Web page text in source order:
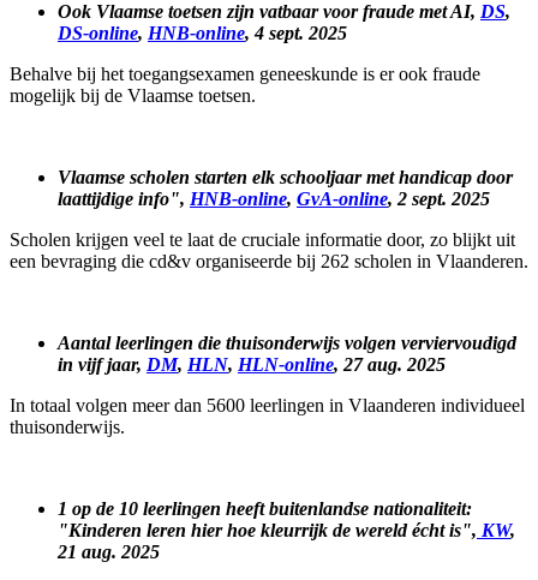
Ook Vlaamse toetsen zijn vatbaar voor fraude met AI, DS,
DS-online, HNB-online, 4 sept. 2025
Behalve bij het toegangsexamen geneeskunde is er ook fraude
mogelijk bij de Vlaamse toetsen.
Vlaamse scholen starten elk schooljaar met handicap door
laattijdige info", HNB-online, GvA-online, 2 sept. 2025
Scholen krijgen veel te laat de cruciale informatie door, zo blijkt uit
een bevraging die cd&v organiseerde bij 262 scholen in Vlaanderen.
Aantal leerlingen die thuisonderwijs volgen verviervoudigd
in vijf jaar, DM, HLN, HLN-online, 27 aug. 2025
In totaal volgen meer dan 5600 leerlingen in Vlaanderen individueel
thuisonderwijs.
1 op de 10 leerlingen heeft buitenlandse nationaliteit:
"Kinderen leren hier hoe kleurrijk de wereld écht is", KW,
21 aug. 2025